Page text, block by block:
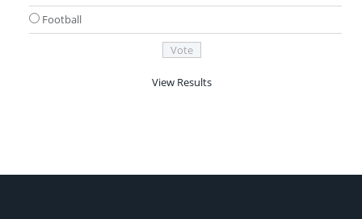
Football
View Results